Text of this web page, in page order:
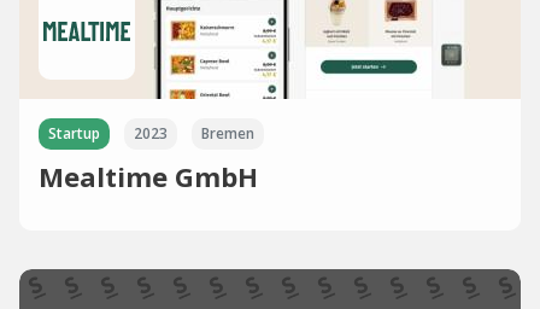
Startup 2023 Bremen
Mealtime GmbH